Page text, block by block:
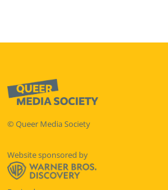
© Queer Media Society
Website sponsored by